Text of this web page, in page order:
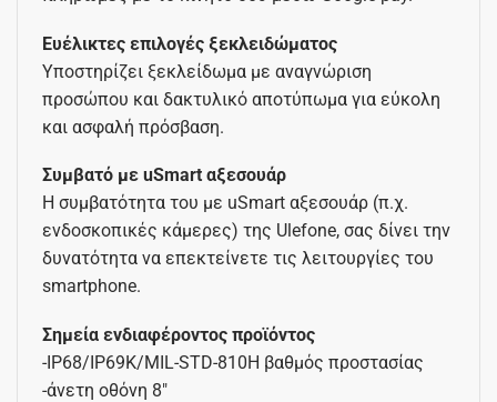
Ευέλικτες επιλογές ξεκλειδώματος
Υποστηρίζει ξεκλείδωμα με αναγνώριση
προσώπου και δακτυλικό αποτύπωμα για εύκολη
και ασφαλή πρόσβαση.
Συμβατό με uSmart αξεσουάρ
Η συμβατότητα του με uSmart αξεσουάρ (π.χ.
ενδοσκοπικές κάμερες) της Ulefone, σας δίνει την
δυνατότητα να επεκτείνετε τις λειτουργίες του
smartphone.
Σημεία ενδιαφέροντος προϊόντος
-IP68/IP69K/MIL-STD-810H βαθμός προστασίας
-άνετη οθόνη 8″